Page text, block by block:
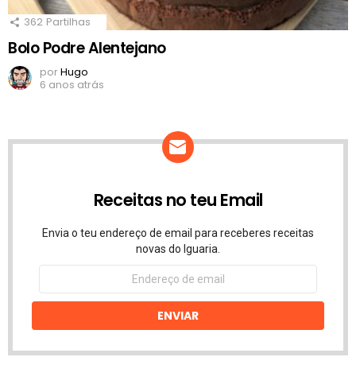
362 Partilhas
Bolo Podre Alentejano
porHugo
6 anos atrás
Receitas no teu Email
Envia o teu endereço de email para receberes receitas
novas do Iguaria.
Endereço
email
ENVIAR